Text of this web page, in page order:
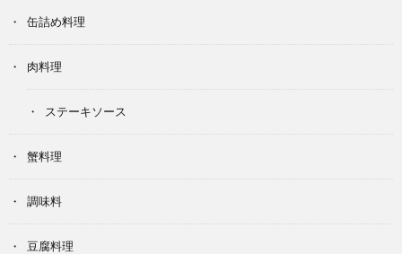
缶詰め料理
肉料理
ステーキソース
蟹料理
調味料
豆腐料理